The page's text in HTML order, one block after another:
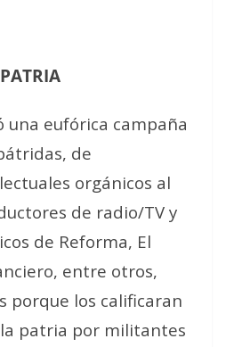
una eufórica campaña
de
orgánicos al
de radio/TV y
de Reforma, El
entre otros,
porque los calificaran
patria por militantes